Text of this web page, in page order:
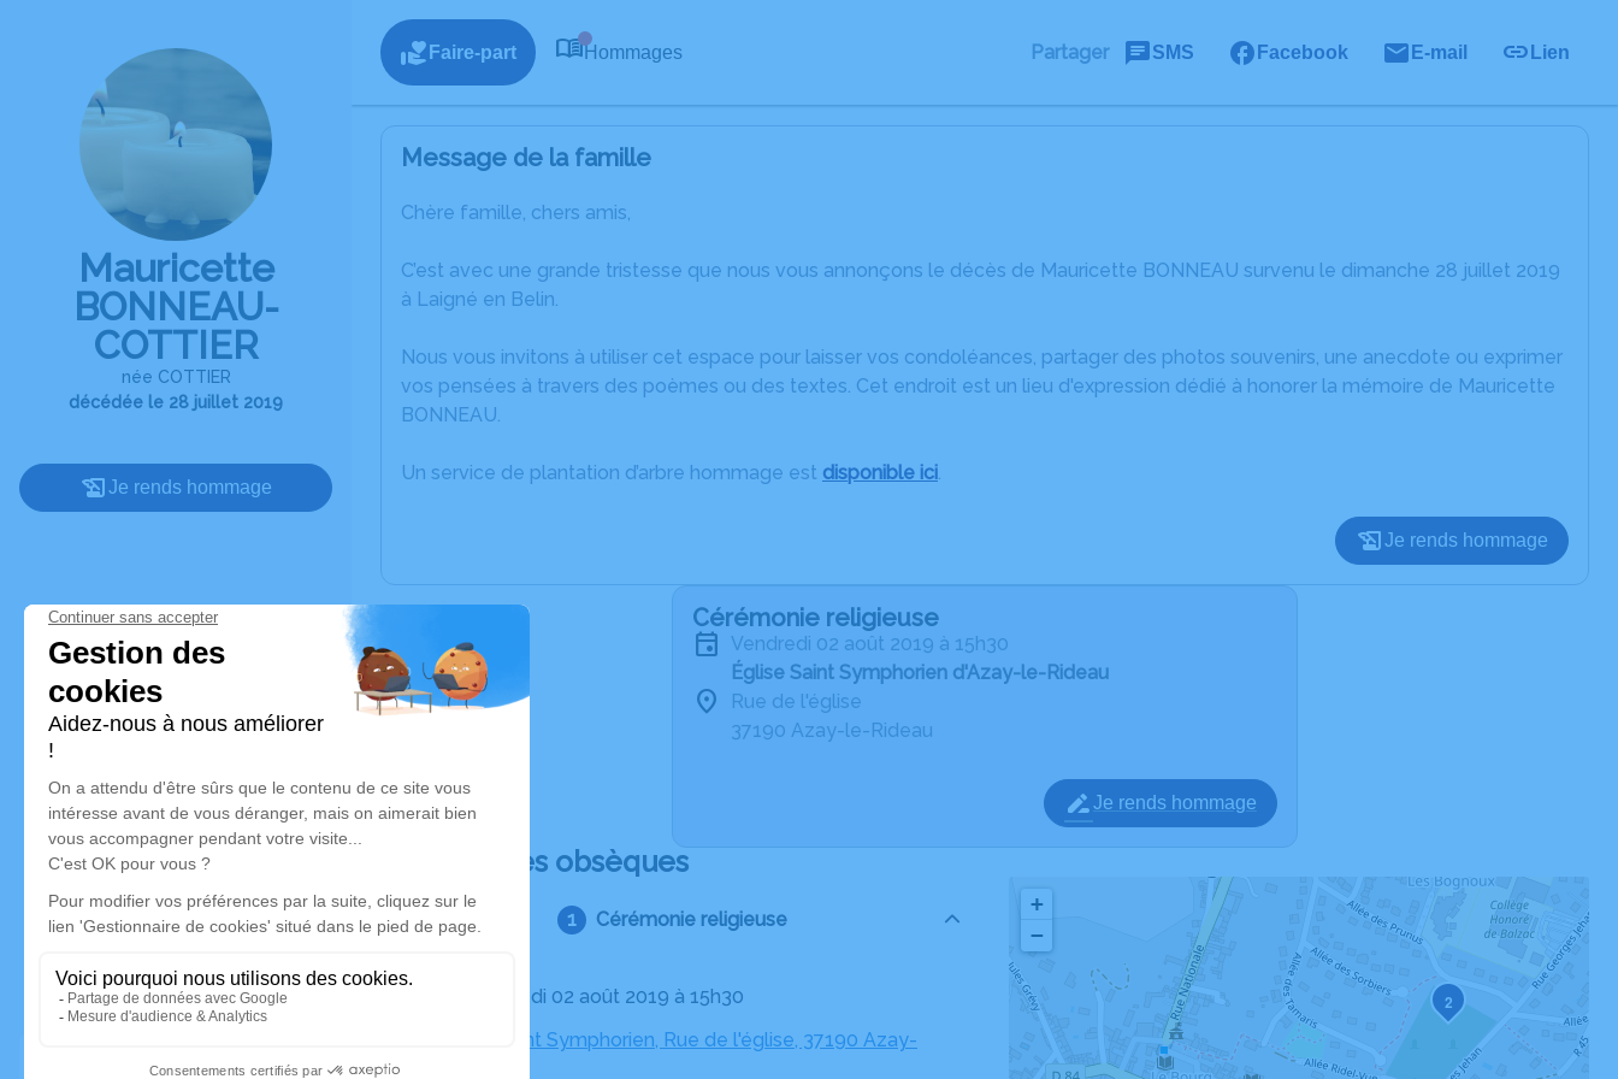
Mauricette
BONNEAU-
COTTIER
née COTTIER
décédée le 28 juillet 2019
Je rends hommage
Faire-part Hommages Partager SMS Facebook E-mail Lien
Message de la famille
Chère famille, chers amis,
C’est avec une grande tristesse que nous vous annonçons le décès de Mauricette BONNEAU survenu le dimanche 28 juillet 2019
à Laigné en Belin.
Nous vous invitons à utiliser cet espace pour laisser vos condoléances, partager des photos souvenirs, une anecdote ou exprimer
vos pensées à travers des poèmes ou des textes. Cet endroit est un lieu d'expression dédié à honorer la mémoire de Mauricette
BONNEAU.
Un service de plantation d’arbre hommage est disponible ici.
Je rends hommage
Cérémonie religieuse
vendredi 02 août 2019 à 15h30
Église Saint Symphorien d'Azay-le-Rideau
Rue de l'église
37190 Azay-le-Rideau
Je rends hommage
Déroulé des obsèques
Cérémonie religieuse
Le vendredi 02 août 2019 à 15h30
Église Saint Symphorien, Rue de l'église, 37190 Azay-
2
+
−